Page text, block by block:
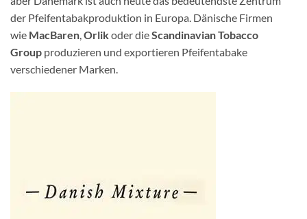
der Pfeifentabakproduktion in Europa. Dänische Firmen
wie MacBaren,Orlikoder dieScandinavian Tobacco
Group produzieren und exportieren Pfeifentabake
verschiedener Marken.